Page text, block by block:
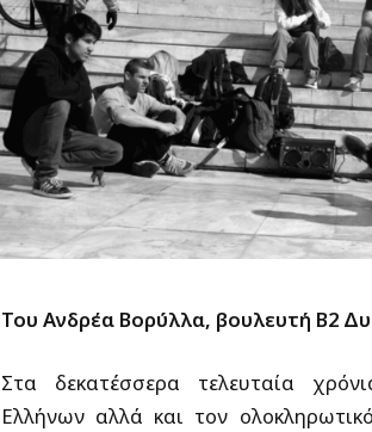
Του Ανδρέα Βορύλλα, βουλευτή Β2
Στα δεκατέσσερα τελευταία
Ελλήνων αλλά και τον